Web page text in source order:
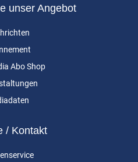
unser Angebot
Abo Shop
/ Kontakt